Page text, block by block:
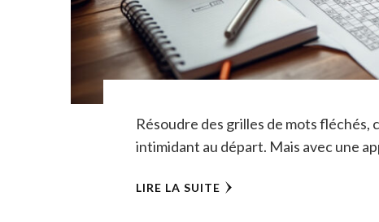
Résoudre des grilles de mots fléchés,
intimidant au départ. Mais avec une
LIRE LA SUITE